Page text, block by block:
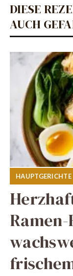
DIESE
AUCH
HAUPTGERICHTE